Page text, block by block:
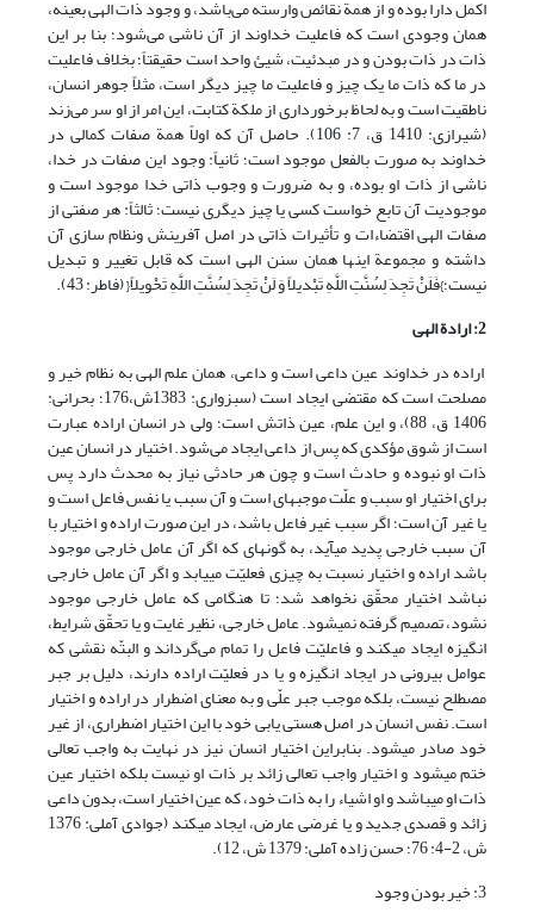
اکمل دارا بوده و از همة نقائص وارسته می‌باشد، و وجود ذات الهی بعینه،
همان وجودی است که فاعلیت خداوند از آن ناشی می‌شود؛ بنا بر این
ذات در ذات بودن و در مبدئیت، شیئ واحد است حقیقتاً؛ بخلاف فاعلیت
در ما که ذات ما یک چیز و فاعلیت ما چیز دیگر است، مثلاً جوهر انسان،
ناطقیت است و به لحاظ برخورداری از ملکة کتابت، این امر از او سر می‌زند
(شیرازی: 1410 ق، 7: 106). حاصل آن که اولاً همة صفات کمالی در
خداوند به صورت بالفعل موجود است؛ ثانیاً: وجود این صفات در خدا،
ناشی از ذات او بوده، و به ضرورت و وجوب ذاتی خدا موجود است و
موجودیت آن تابع خواست کسی یا چیز دیگری نیست؛ ثالثاً: هر صفتی از
صفات الهی اقتضاءات و تأثیرات ذاتی در اصل آفرینش ونظام سازی آن
داشته و مجموعة اینها همان سنن الهی است که قابل تغییر و تبدیل
نیست؛}فَلَنْ تَجِدَ لِسُنَّتِ اللَّهِ تَبْدیلاً وَ لَنْ تَجِدَ لِسُنَّتِ اللَّهِ تَحْویلاً{ (فاطر: 43).
2: ارادة الهی
اراده در خداوند عین داعی است و داعی، همان علم الهی به نظام خیر و
مصلحت است که مقتضی ایجاد است (سبزواری: 1383ش،176؛ بحرانی:
1406 ق، 88)، و این علم، عین ذاتش است؛ ولی در انسان اراده عبارت
است از شوق مؤکدی که پس از داعی ایجاد می‌شود. اختیار در انسان عین
ذات او نبوده و حادث است و چون هر حادثی نیاز به محدث دارد پس
برای اختیار او سبب و علّت موجبه‏ای است و آن سبب یا نفس فاعل است و
یا غیر آن است؛ اگر سبب غیر فاعل باشد، در این صورت اراده و اختیار با
آن سبب خارجی پدید می‏آید، به گونه‏ای که اگر آن عامل خارجی موجود
باشد اراده و اختیار نسبت به چیزی فعلیّت می‏یابد و اگر آن عامل خارجی
نباشد اختیار محقّق نخواهد شد؛ تا هنگامی که عامل خارجی موجود
نشود، تصمیم گرفته نمی‏شود. عامل خارجی، نظیر غایت و یا تحقّق شرایط،
انگیزه ایجاد می‏کند و فاعلیّت فاعل را تمام می‌گرداند و البتّه نقشی که
عوامل بیرونی در ایجاد انگیزه و یا در فعلیّت اراده دارند، دلیل بر جبر
مصطلح نیست، بلکه موجب جبر علّی و به معنای اضطرار در اراده و اختیار
است. نفس انسان در اصل هستی یابی خود با این اختیار اضطراری، از غیر
خود صادر می‏شود. بنابراین اختیار انسان نیز در نهایت به واجب تعالی
ختم می‏شود و اختیار واجب تعالی زائد بر ذات او نیست بلکه اختیار عین
ذات او می‏باشد و او اشیاء را به ذات خود، که عین اختیار است، بدون داعی
زائد و قصدی جدید و یا غرضی عارض، ایجاد می‏کند (جوادی آملی: 1376
ش، 2-4: 76؛ حسن زاده آملی: 1379 ش، 12).
3: خیر بودن وجود